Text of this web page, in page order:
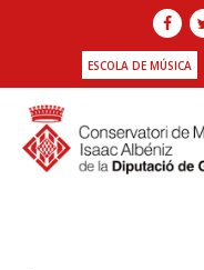
ESCOLA DE MÚSICA